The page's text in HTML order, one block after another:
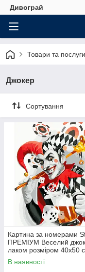
Дивограй
Товари та послуги
Джокер
Сортування
Картина за номерами
ПРЕМІУМ Веселий
лаком розміром 40х50
3774
В наявності